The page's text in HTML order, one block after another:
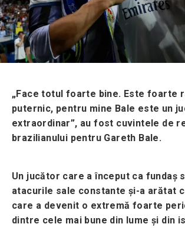
„Face totul foarte bine. Este foarte
puternic, pentru mine Bale este un
extraordinar”, au fost cuvintele de
brazilianului pentru Gareth Bale.
Un jucător care a început ca fundaș
atacurile sale constante și-a arătat
care a devenit o extremă foarte
dintre cele mai bune din lume și din